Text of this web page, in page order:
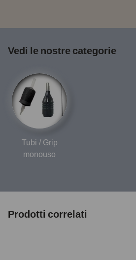
Vedi le nostre categorie
Tubi / Grip
monouso
Prodotti correlati